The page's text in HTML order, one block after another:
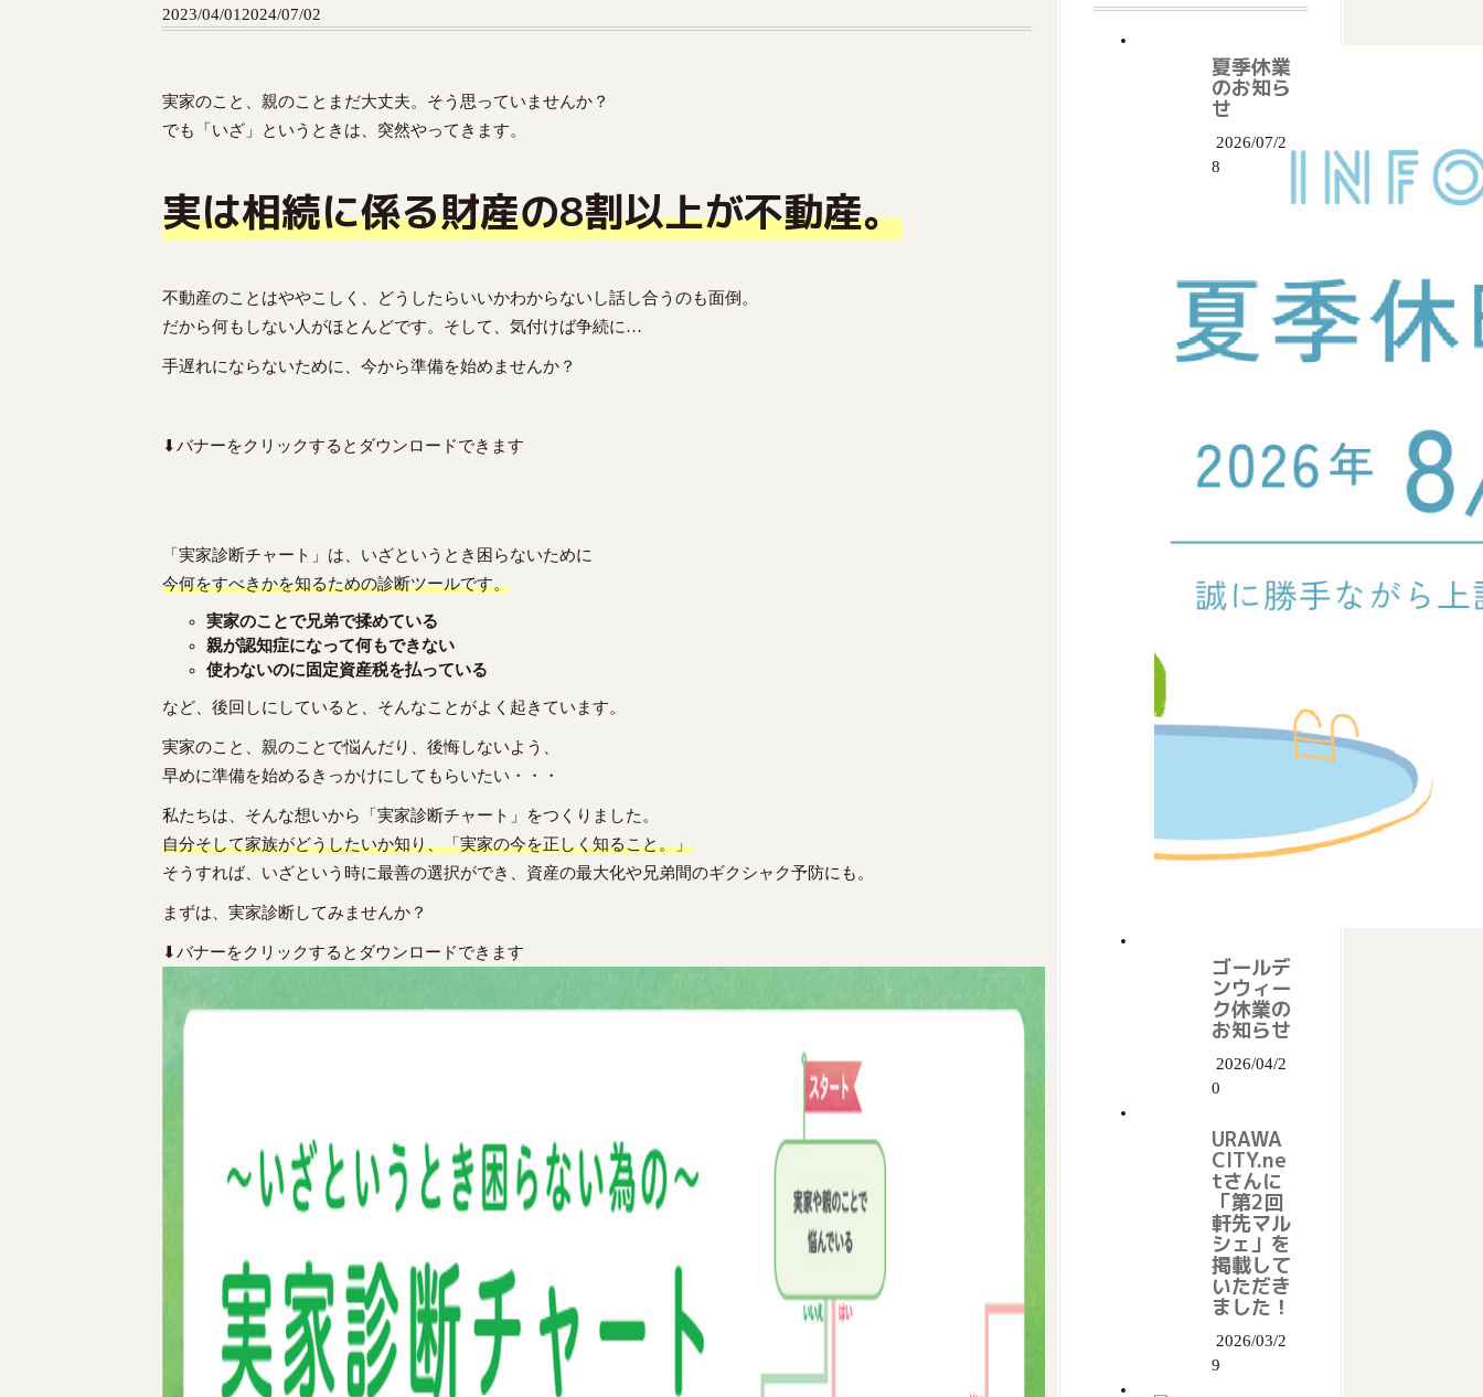
2023/04/01 2024/07/02
実家のこと、親のことまだ大丈夫。そう思っていませんか？
でも「いざ」というときは、突然やってきます。
実は相続に係る財産の8割以上が不動産。
不動産のことはややこしく、どうしたらいいかわからないし話し合うのも面倒。
だから何もしない人がほとんどです。そして、気付けば争続に…
手遅れにならないために、今から準備を始めませんか？
⬇バナーをクリックするとダウンロードできます
「実家診断チャート」は、いざというとき困らないために
今何をすべきかを知るための診断ツールです。
実家のことで兄弟で揉めている
親が認知症になって何もできない
使わないのに固定資産税を払っている
など、後回しにしていると、そんなことがよく起きています。
実家のこと、親のことで悩んだり、後悔しないよう、
早めに準備を始めるきっかけにしてもらいたい・・・
私たちは、そんな想いから「実家診断チャート」をつくりました。
自分そして家族がどうしたいか知り、「実家の今を正しく知ること。」
そうすれば、いざという時に最善の選択ができ、資産の最大化や兄弟間のギクシャク予防にも。
まずは、実家診断してみませんか？
⬇バナーをクリックするとダウンロードできます
夏季休業
のお知ら
せ
2026/07/2
8
ゴールデ
ンウィー
ク休業の
お知らせ
2026/04/2
0
URAWA
CITY.ne
tさんに
「第2回
軒先マル
シェ」を
掲載して
いただき
ました！
2026/03/2
9